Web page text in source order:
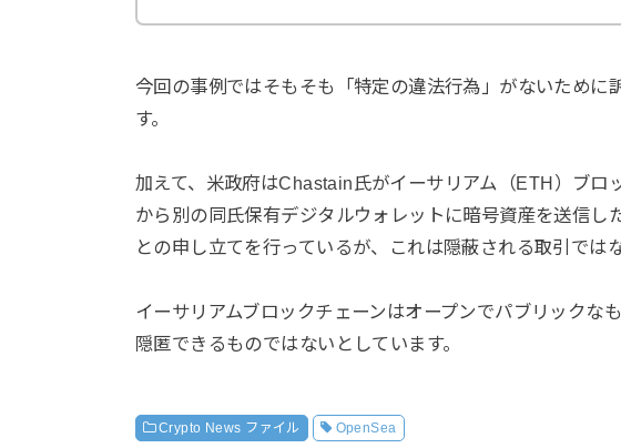
今回の事例ではそもそも「特定の違法行為」がないために
す。
加えて、米政府はChastain氏がイーサリアム（ETH）ブロ
から別の同氏保有デジタルウォレットに暗号資産を送信し
との申し立てを行っているが、これは隠蔽される取引では
イーサリアムブロックチェーンはオープンでパブリックな
隠匿できるものではないとしています。
Crypto News ファイル OpenSea